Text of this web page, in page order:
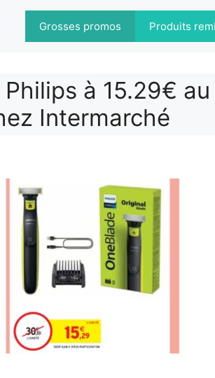
Grosses promos Produits
à 15.29€
Intermarché